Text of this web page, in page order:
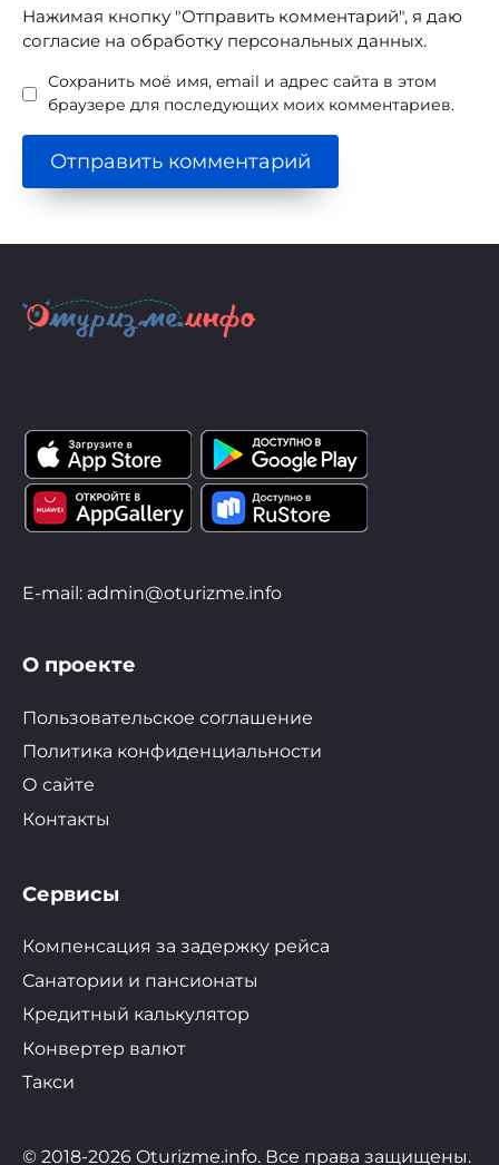
Нажимая кнопку "Отправить комментарий", я даю
согласие на обработку персональных данных.
Сохранить моё имя, email и адрес сайта в этом
браузере для последующих моих комментариев.
E-mail: admin@oturizme.info
О проекте
Пользовательское соглашение
Политика конфиденциальности
О сайте
Контакты
Сервисы
Компенсация за задержку рейса
Санатории и пансионаты
Кредитный калькулятор
Конвертер валют
Такси
© 2018-2026 Oturizme.info. Все права защищены.